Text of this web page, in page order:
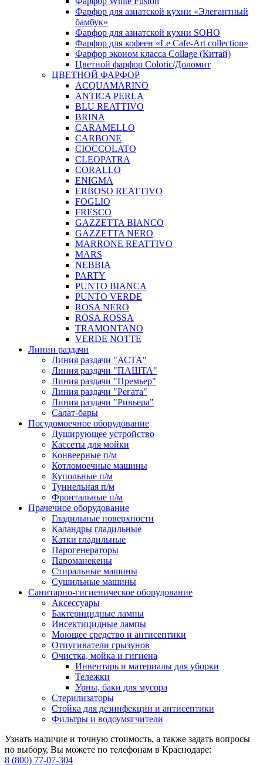
Фарфор для азиатской кухни «Элегантный
бамбук»
Фарфор для азиатской кухни SOHO
Фарфор для кофеен «Le Cafe-Art collection»
Фарфор эконом класса Collage (Китай)
Цветной фарфор Coloric/Доломит
ЦВЕТНОЙ ФАРФОР
ACQUAMARINO
ANTICA PERLA
BLU REATTIVO
BRINA
CARAMELLO
CARBONE
CIOCCOLATO
CLEOPATRA
CORALLO
ENIGMA
ERBOSO REATTIVO
FOGLIO
FRESCO
GAZZETTA BIANCO
GAZZETTA NERO
MARRONE REATTIVO
MARS
NEBBIA
PARTY
PUNTO BIANCA
PUNTO VERDE
ROSA NERO
ROSA ROSSA
TRAMONTANO
VERDE NOTTE
Линии раздачи
Линия раздачи "АСТА"
Линия раздачи "ПАШТА"
Линия раздачи "Премьер"
Линия раздачи "Регата"
Линия раздачи "Ривьера"
Салат-бары
Посудомоечное оборудование
Душирующее устройство
Кассеты для мойки
Конвеерные п/м
Котломоечные машины
Купольные п/м
Туннельная п/м
Фронтальные п/м
Прачечное оборудование
Гладильные поверхности
Каландры гладильные
Катки гладильные
Парогенераторы
Пароманекены
Стиральные машины
Сушильные машины
Санитарно-гигиеническое оборудование
Аксессуары
Бактерицидные лампы
Инсектицидные лампы
Моющее средство и антисептики
Отпугиватели грызунов
Очистка, мойка и гигиена
Инвентарь и материалы для уборки
Тележки
Урны, баки для мусора
Стерилизаторы
Стойка для дезинфекции и антисептики
Фильтры и водоумягчители
Узнать наличие и точную стоимость, а также задать вопросы
по выбору, Вы можете по телефонам в Краснодаре:
8 (800) 77-07-304